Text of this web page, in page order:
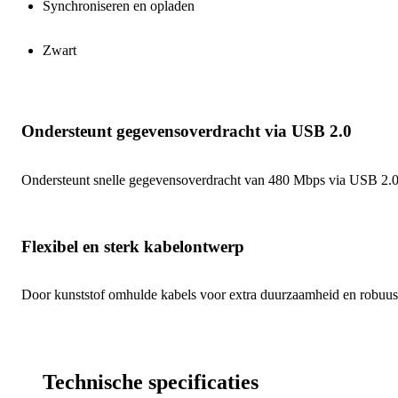
Synchroniseren en opladen
Zwart
Ondersteunt gegevensoverdracht via USB 2.0
Ondersteunt snelle gegevensoverdracht van 480 Mbps via USB 2.0
Flexibel en sterk kabelontwerp
Door kunststof omhulde kabels voor extra duurzaamheid en
Technische specificaties